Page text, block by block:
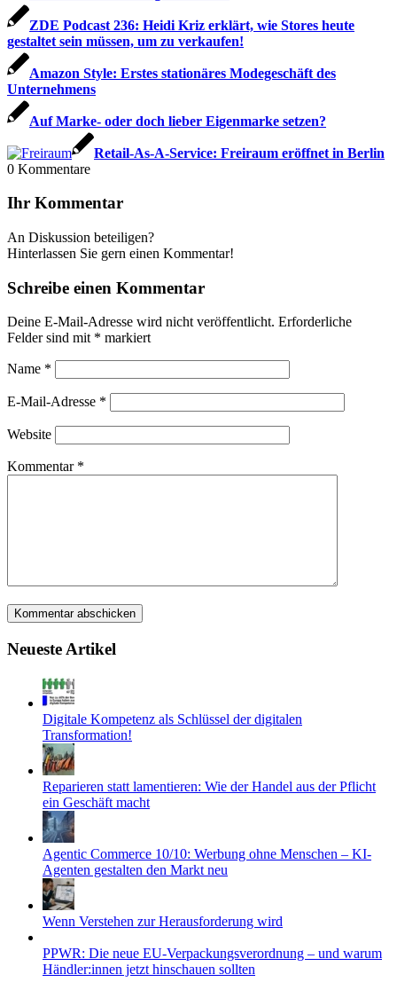
ZDE Podcast 236: Heidi Kriz erklärt, wie Stores heute
gestaltet sein müssen, um zu verkaufen!
Amazon Style: Erstes stationäres Modegeschäft des
Unternehmens
Auf Marke- oder doch lieber Eigenmarke setzen?
Retail-As-A-Service: Freiraum eröffnet in Berlin
0 Kommentare
Ihr Kommentar
An Diskussion beteiligen?
Hinterlassen Sie gern einen Kommentar!
Schreibe einen Kommentar
Deine E-Mail-Adresse wird nicht veröffentlicht. Erforderliche
Felder sind mit * markiert
Name *
E-Mail-Adresse *
Website
Kommentar *
Neueste Artikel
Digitale Kompetenz als Schlüssel der digitalen
Transformation!
Reparieren statt lamentieren: Wie der Handel aus der Pflicht
ein Geschäft macht
Agentic Commerce 10/10: Werbung ohne Menschen – KI-
Agenten gestalten den Markt neu
Wenn Verstehen zur Herausforderung wird
PPWR: Die neue EU-Verpackungsverordnung – und warum
Händler:innen jetzt hinschauen sollten